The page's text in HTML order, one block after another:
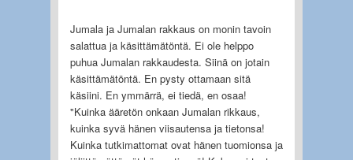
Jumala ja Jumalan rakkaus on monin tavoin
salattua ja käsittämätöntä. Ei ole helppo
puhua Jumalan rakkaudesta. Siinä on jotain
käsittämätöntä. En pysty ottamaan sitä
käsiini. En ymmärrä, ei tiedä, en osaa!
"Kuinka ääretön onkaan Jumalan rikkaus,
kuinka syvä hänen viisautensa ja tietonsa!
Kuinka tutkimattomat ovat hänen tuomionsa ja